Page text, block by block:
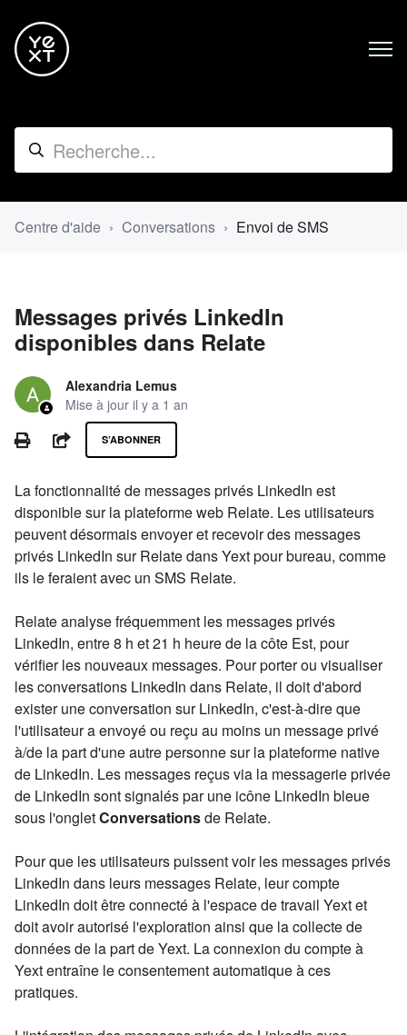
Centre d'aide Conversations Envoi de SMS
Messages privés LinkedIn
disponibles dans Relate
Alexandria Lemus
Mise à jour il y a 1 an
PRINTPARTAGER
S’ABONNER
La fonctionnalité de messages privés LinkedIn est
disponible sur la plateforme web Relate. Les utilisateurs
peuvent désormais envoyer et recevoir des messages
privés LinkedIn sur Relate dans Yext pour bureau, comme
ils le feraient avec un SMS Relate.
Relate analyse fréquemment les messages privés
LinkedIn, entre 8 h et 21 h heure de la côte Est, pour
vérifier les nouveaux messages. Pour porter ou visualiser
les conversations LinkedIn dans Relate, il doit d'abord
exister une conversation sur LinkedIn, c'est-à-dire que
l'utilisateur a envoyé ou reçu au moins un message privé
à/de la part d'une autre personne sur la plateforme native
de LinkedIn. Les messages reçus via la messagerie privée
de LinkedIn sont signalés par une icône LinkedIn bleue
sous l'ongletConversationsde Relate.
Pour que les utilisateurs puissent voir les messages privés
LinkedIn dans leurs messages Relate, leur compte
LinkedIn doit être connecté à l'espace de travail Yext et
doit avoir autorisé l'exploration ainsi que la collecte de
données de la part de Yext. La connexion du compte à
Yext entraîne le consentement automatique à ces
pratiques.